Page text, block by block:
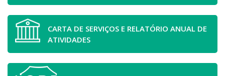
CARTA DE SERVIÇOS E RELATÓRIO ANUAL DE
ATIVIDADES